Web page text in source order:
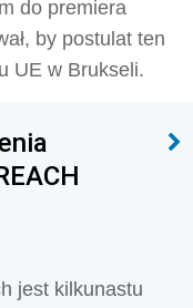
do premiera
by postulat ten
UE w Brukseli.
jest kilkunastu